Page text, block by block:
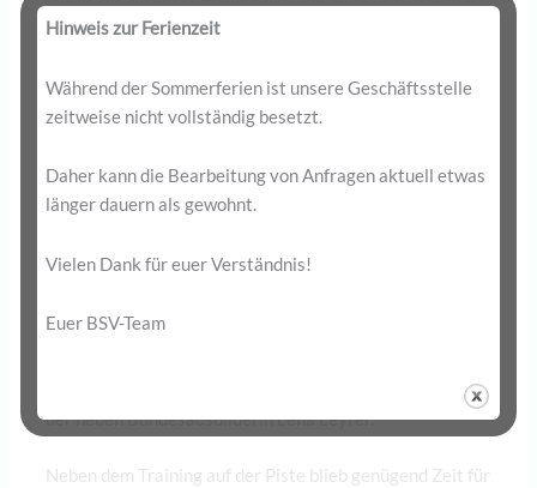
top präparierte Pisten, sonniges Wetter und damit beste
Auch in diesem Jahr war das Telemark-Landeslehrteam
wieder in die alpinen Lehrgänge integriert. Am Freitag
alle interessierte Mitglieder der alpinen
Fortbildungstag mit Bundeslehrteammitglied Monika
Ski unterwegs. Dabei erhielten sie wertvolle Inputs von
der neuen Bundesausbilderin Lena Leyrer.
Neben dem Training auf der Piste blieb genügend Zeit für
Hinweis zur Ferienzeit
Während der Sommerferien ist unsere Geschäftsstelle
zeitweise nicht vollständig besetzt.
Daher kann die Bearbeitung von Anfragen aktuell etwas
länger dauern als gewohnt.
Vielen Dank für euer Verständnis!
Euer BSV-Team